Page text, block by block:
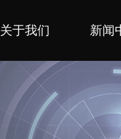
关于我们 新闻